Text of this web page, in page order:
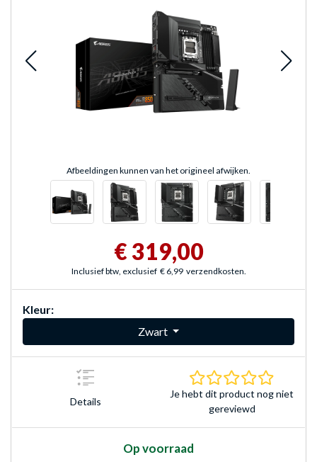
Afbeeldingen kunnen van het origineel afwijken.
€ 319,00
Inclusief btw, exclusief € 6,99 verzendkosten.
Kleur:
Zwart
Details
Je hebt dit product nog niet
gereviewd
Op voorraad